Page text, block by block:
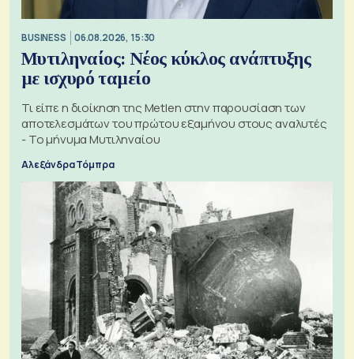
BUSINESS 06.08.2026, 15:30
Μυτιληναίος: Νέος κύκλος ανάπτυξης
με ισχυρό ταμείο
Τι είπε η διοίκηση της Metlen στην παρουσίαση των
αποτελεσμάτων του πρώτου εξαμήνου στους αναλυτές
- Το μήνυμα Μυτιληναίου
Αλεξάνδρα Τόμπρα